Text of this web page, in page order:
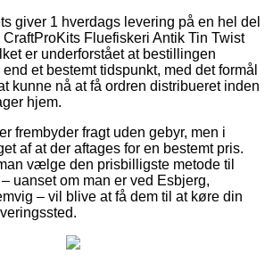
giver 1 hverdags levering på en hel del
Fluefiskeri Antik Tin Twist
er underforstået at bestillingen
et bestemt tidspunkt, med det formål
kunne nå at få ordren distribueret inden
hjem.
frembyder fragt uden gebyr, men i
af at der aftages for en bestemt pris.
vælge den prisbilligste metode til
uanset om man er ved Esbjerg,
– vil blive at få dem til at køre din